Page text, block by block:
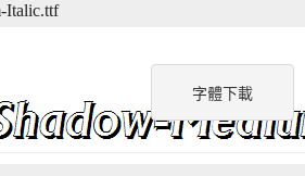
字體下載
Italic.ttf